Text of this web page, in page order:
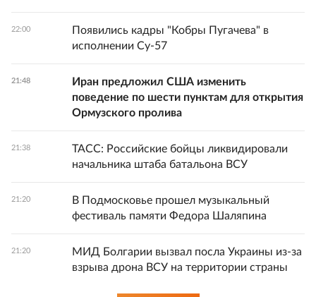
22:00
Появились кадры "Кобры Пугачева" в
исполнении Су-57
21:48
Иран предложил США изменить
поведение по шести пунктам для открытия
Ормузского пролива
21:38
ТАСС: Российские бойцы ликвидировали
начальника штаба батальона ВСУ
21:20
В Подмосковье прошел музыкальный
фестиваль памяти Федора Шаляпина
21:20
МИД Болгарии вызвал посла Украины из-за
взрыва дрона ВСУ на территории страны